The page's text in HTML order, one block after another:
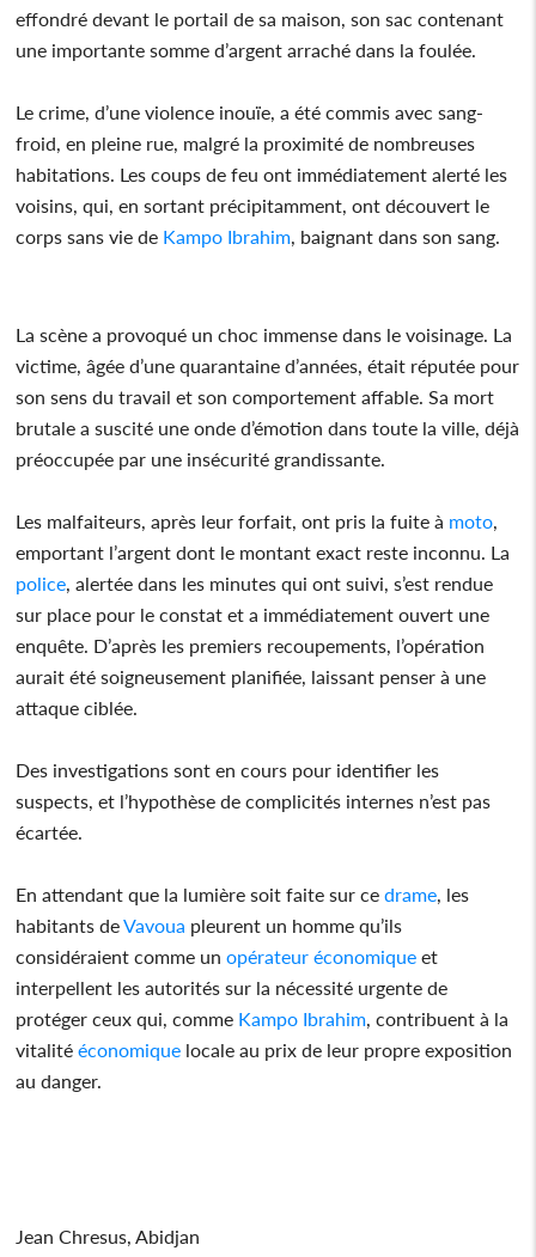
effondré devant le portail de sa maison, son sac contenant
une importante somme d’argent arraché dans la foulée.
Le crime, d’une violence inouïe, a été commis avec sang-
froid, en pleine rue, malgré la proximité de nombreuses
habitations. Les coups de feu ont immédiatement alerté les
voisins, qui, en sortant précipitamment, ont découvert le
corps sans vie de Kampo Ibrahim, baignant dans son sang.
La scène a provoqué un choc immense dans le voisinage. La
victime, âgée d’une quarantaine d’années, était réputée pour
son sens du travail et son comportement affable. Sa mort
brutale a suscité une onde d’émotion dans toute la ville, déjà
préoccupée par une insécurité grandissante.
Les malfaiteurs, après leur forfait, ont pris la fuite à moto,
emportant l’argent dont le montant exact reste inconnu. La
police, alertée dans les minutes qui ont suivi, s’est rendue
sur place pour le constat et a immédiatement ouvert une
enquête. D’après les premiers recoupements, l’opération
aurait été soigneusement planifiée, laissant penser à une
attaque ciblée.
Des investigations sont en cours pour identifier les
suspects, et l’hypothèse de complicités internes n’est pas
écartée.
En attendant que la lumière soit faite sur cedrame, les
habitants deVavoua pleurent un homme qu’ils
considéraient comme unopérateur économique et
interpellent les autorités sur la nécessité urgente de
protéger ceux qui, comme Kampo Ibrahim, contribuent à la
vitalitééconomique locale au prix de leur propre exposition
au danger.
Jean Chresus, Abidjan